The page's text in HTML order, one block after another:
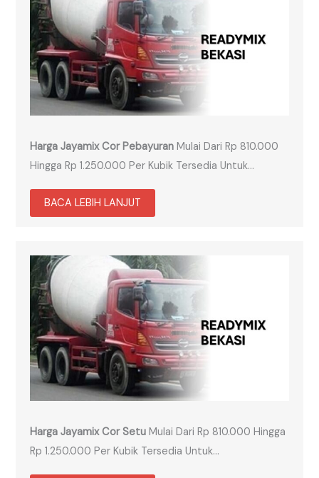
Harga Jayamix Cor PebayuranMulai Dari Rp 810.000
Hingga Rp 1.250.000 Per Kubik Tersedia Untuk…
BACA LEBIH LANJUT
Harga Jayamix Cor SetuMulai Dari Rp 810.000 Hingga
Rp 1.250.000 Per Kubik Tersedia Untuk…